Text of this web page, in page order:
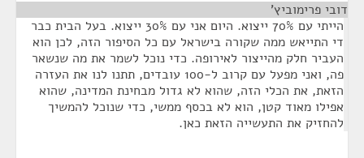
דובי פרימוביץ'
הייתי עם 70% ייצוא. היום אני עם 30% ייצוא. בעל הבית כבר
די התייאש ממה שקורה בישראל עם כל הסיפור הזה, לכן הוא
העביר חלק מהייצור לאירופה. כדי נוכל לשמר את מה שנשאר
פה, ואני מפעל עם קרוב ל-100 עובדים, תתנו לנו את העזרה
הזאת, את הכלי הזה, שהוא לא גדול מבחינת המדינה, שהוא
אפילו מאוד קטן, הוא לא בכסף ממשי, כדי שנוכל להמשיך
להחזיק את התעשייה הזאת כאן.